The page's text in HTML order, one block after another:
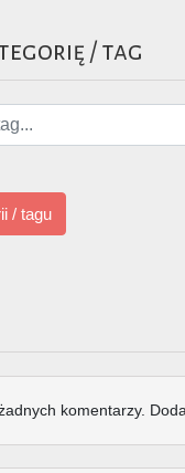
/ tag
/ tagu
komentarzy.